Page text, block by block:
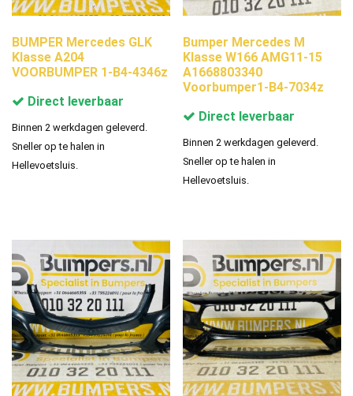
BUMPER Mercedes GLK
Klasse A204
VOORBUMPER 1-B4-4346z
Direct leverbaar
Binnen 2 werkdagen geleverd.
Sneller op te halen in
Hellevoetsluis.
Bumper Mercedes M
Klasse W166 AMG11-15
A1668803340
Voorbumper1-B4-7034z
Direct leverbaar
Binnen 2 werkdagen geleverd.
Sneller op te halen in
Hellevoetsluis.